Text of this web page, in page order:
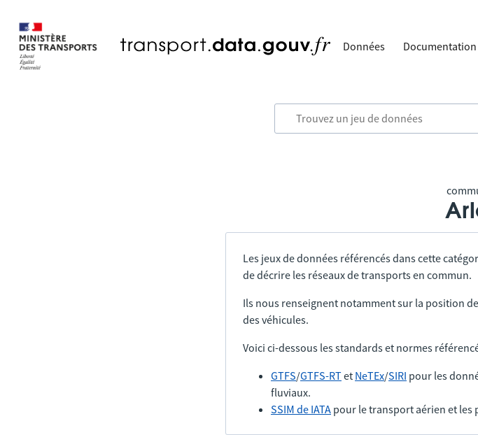
Données Documentation
Les jeux de données référencés dans cette
de décrire les réseaux de transports en commun.
Ils nous renseignent notamment sur la position
des véhicules.
Voici ci-dessous les standards et normes
GTFS/GTFS-RTet NeTEx/SIRI pour les
fluviaux.
SSIM de IATA pour le transport aérien et les